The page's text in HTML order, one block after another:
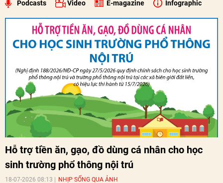
Podcasts Video E-magazine Infographic
Hỗ trợ tiền ăn, gạo, đồ dùng cá nhân cho học
sinh trường phổ thông nội trú
18-07-2026 08:13 NHỊP SỐNG QUA ẢNH